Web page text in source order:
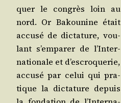
quer le congrès loin au
nord. Or Bakou­nine était
accu­sé de dic­ta­ture, vou­
lant s’emparer de l’In­ter­
na­tio­nale et d’es­cro­que­rie,
accu­sé par celui qui pra­
tique la dic­ta­ture depuis